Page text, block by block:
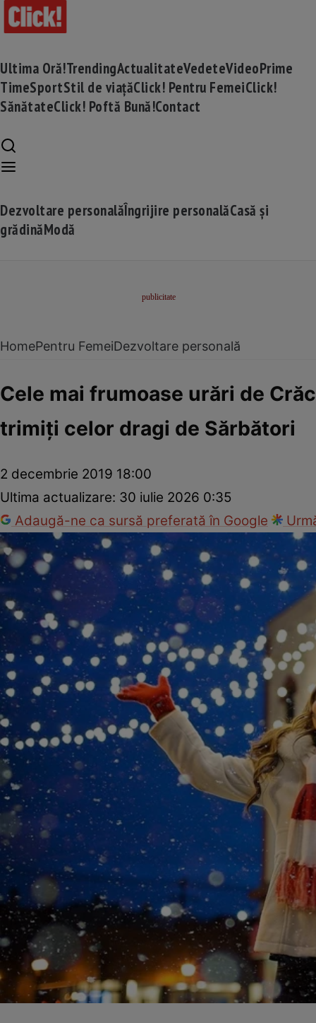
Ultima Oră!TrendingActualitateVedeteVideoPrime
TimeSportStil de viațăClick! Pentru FemeiClick!
SănătateClick! Poftă Bună!Contact
Dezvoltare personalăÎngrijire personalăCasă și
grădinăModă
HomePentru FemeiDezvoltare personală
Cele mai frumoase urări de
trimiţi celor dragi de Sărbători
2 decembrie 2019 18:00
Ultima actualizare: 30 iulie 2026 0:35
Adaugă-ne ca sursă preferată în Google